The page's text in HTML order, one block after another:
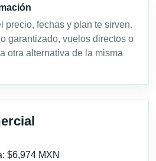
precio, fechas y plan te sirven.
garantizado, vuelos directos o
otra alternativa de la misma
$6,974 MXN